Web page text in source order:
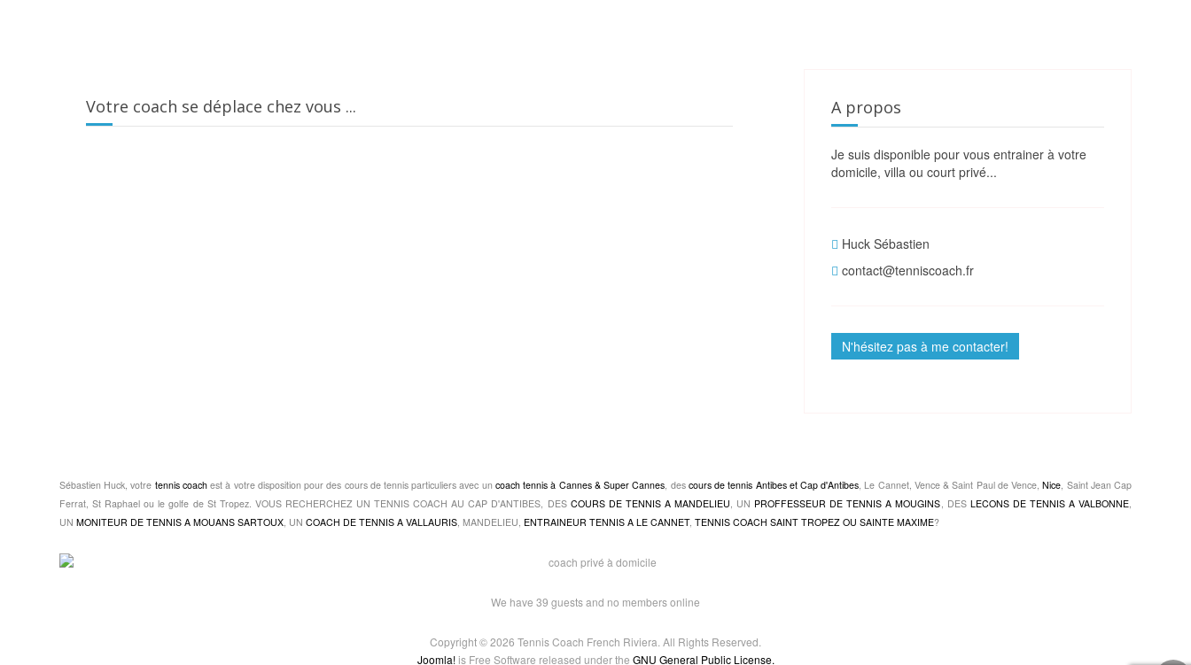
Votre coach se déplace chez vous ... A propos
Je suis disponible pour vous entrainer à votre
domicile, villa ou court privé...
Huck Sébastien
contact@tenniscoach.fr
N'hésitez pas à me contacter!
Sébastien Huck, votre tennis coachest à votre disposition pour des cours de tennis particuliers avec un coach tennis à Cannes & Super Cannes, des cours de tennis Antibes et Cap d'Antibes, Le Cannet, Vence & Saint Paul de Vence,Nice, Saint Jean Cap
Ferrat, St Raphael ou le golfe de St Tropez. VOUS RECHERCHEZ UN TENNIS COACH AU CAP D'ANTIBES, DES COURS DE TENNIS A MANDELIEU, UN PROFFESSEUR DE TENNIS A MOUGINS, DES LECONS DE TENNIS A VALBONNE,
UN MONITEUR DE TENNIS A MOUANS SARTOUX, UN COACH DE TENNIS A VALLAURIS, MANDELIEU, ENTRAINEUR TENNIS A LE CANNET, TENNIS COACH SAINT TROPEZ OU SAINTE MAXIME?
We have 39 guests and no members online
Copyright © 2026 Tennis Coach French Riviera. All Rights Reserved.
Joomla!is Free Software released under the GNU General Public License.